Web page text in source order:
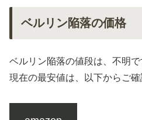
ベルリン陥落の価格
ベルリン陥落の値段は、不明で
現在の最安値は、以下からご確